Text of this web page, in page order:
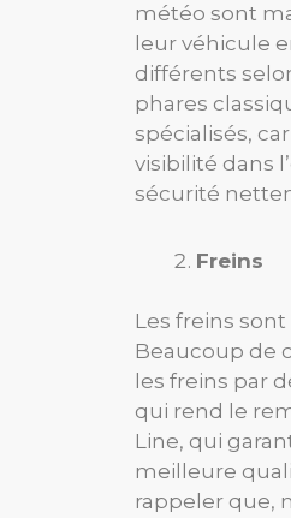
météo sont
leur véhicule
différents
phares
spécialisés,
visibilité dans
sécurité
Freins
Les freins
Beaucoup de
les freins par
qui rend le
Line, qui
meilleure
rappeler que,